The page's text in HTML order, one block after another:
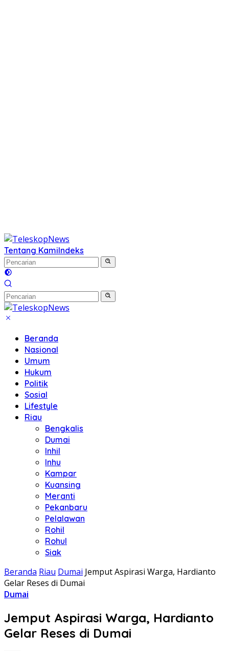
Langsung
ke
konten
Tentang KamiIndeks
Beranda
Nasional
Umum
Hukum
Politik
Sosial
Lifestyle
Riau
Bengkalis
Dumai
Inhil
Inhu
Kampar
Kuansing
Meranti
Pekanbaru
Pelalawan
Rohil
Rohul
Siak
Beranda Riau Dumai Jemput Aspirasi Warga, Hardianto
Gelar Reses di Dumai
Dumai
Jemput Aspirasi Warga, Hardianto
Gelar Reses di Dumai